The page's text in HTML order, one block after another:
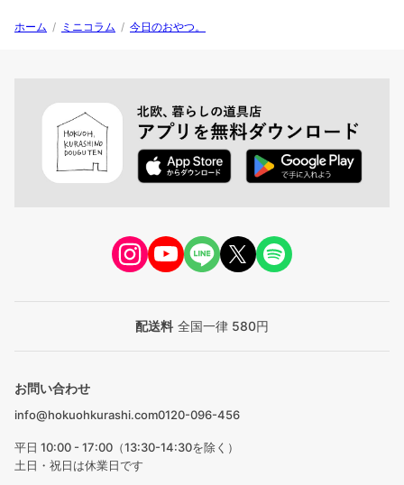
ホーム / ミニコラム / 今日のおやつ。
配送料 全国一律 580円
お問い合わせ
info@hokuohkurashi.com0120-096-456
平日 10:00 - 17:00（13:30-14:30を除く）
土日・祝日は休業日です